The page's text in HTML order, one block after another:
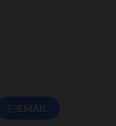
EMAIL